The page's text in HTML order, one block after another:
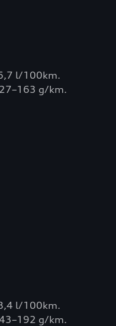
l/100km.
g/km.
l/100km.
g/km.